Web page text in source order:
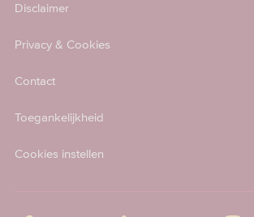
Disclaimer
Privacy & Cookies
Contact
Toegankelijkheid
Cookies instellen